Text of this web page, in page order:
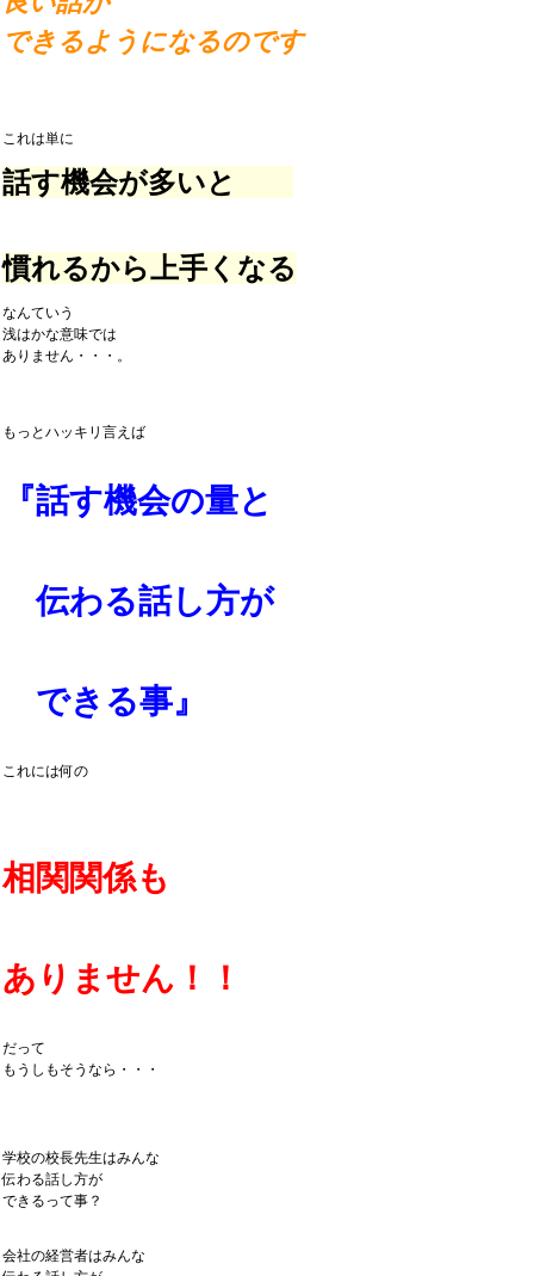
できるようになるのです
これは単に
話す機会が多いと
慣れるから上手くなる
なんていう
浅はかな意味では
ありません・・・。
もっとハッキリ言えば
『話す機会の量と
伝わる話し方が
できる事』
これには何の
相関関係も
ありません！！
だって
もうしもそうなら・・・
学校の校長先生はみんな
伝わる話し方が
できるって事？
会社の経営者はみんな